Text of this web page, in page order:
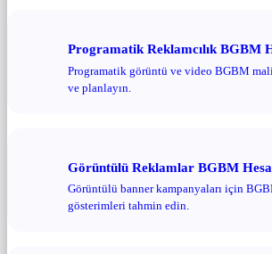
Programatik Reklamcılık BGBM
Programatik görüntü ve video BGBM
ve planlayın.
Görüntülü Reklamlar BGBM
Görüntülü banner kampanyaları için
gösterimleri tahmin edin.